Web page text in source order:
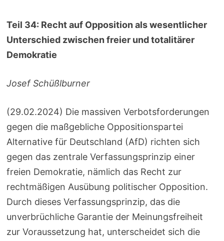
Teil 34: Recht auf Opposition als wesentlicher
Unterschied zwischen freier und totalitärer
Demokratie
Josef Schüßlburner
(29.02.2024) Die massiven Verbotsforderungen
gegen die maßgebliche Oppositionspartei
Alternative für Deutschland (AfD) richten sich
gegen das zentrale Verfassungsprinzip einer
freien Demokratie, nämlich das Recht zur
rechtmäßigen Ausübung politischer Opposition.
Durch dieses Verfassungsprinzip, das die
unverbrüchliche Garantie der Meinungsfreiheit
zur Voraussetzung hat, unterscheidet sich die